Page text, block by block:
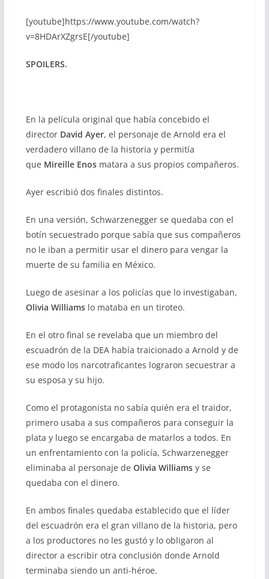
[youtube]https://www.youtube.com/watch?
v=8HDArXZgrsE[/youtube]
SPOILERS.
En la película original que había concebido el
director David Ayer, el personaje de Arnold era el
verdadero villano de la historia y permitía
que Mireille Enosmatara a sus propios compañeros.
Ayer escribió dos finales distintos.
En una versión, Schwarzenegger se quedaba con el
botín secuestrado porque sabía que sus compañeros
no le iban a permitir usar el dinero para vengar la
muerte de su familia en México.
Luego de asesinar a los policías que lo investigaban,
Olivia Williamslo mataba en un tiroteo.
En el otro final se revelaba que un miembro del
escuadrón de la DEA había traicionado a Arnold y de
ese modo los narcotraficantes lograron secuestrar a
su esposa y su hijo.
Como el protagonista no sabía quién era el traidor,
primero usaba a sus compañeros para conseguir la
plata y luego se encargaba de matarlos a todos. En
un enfrentamiento con la policía, Schwarzenegger
eliminaba al personaje de Olivia Williamsy se
quedaba con el dinero.
En ambos finales quedaba establecido que el líder
del escuadrón era el gran villano de la historia, pero
a los productores no les gustó y lo obligaron al
director a escribir otra conclusión donde Arnold
terminaba siendo un anti-héroe.